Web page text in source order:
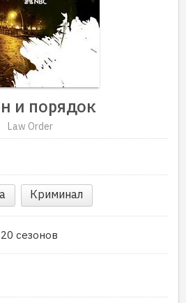
и порядок
Law Order
Криминал
20 сезонов